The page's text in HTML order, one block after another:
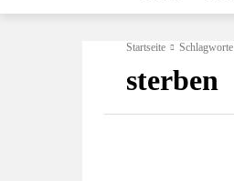
Startseite Schlagworte
sterben